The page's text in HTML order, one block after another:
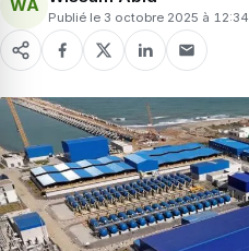
WA
Publié le 3 octobre 2025 à 12:34